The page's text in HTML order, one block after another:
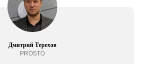
Дмитрий Терехов
PROSTO